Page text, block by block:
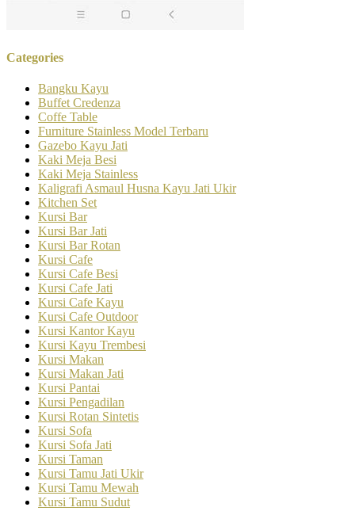
Categories
Bangku Kayu
Buffet Credenza
Coffe Table
Furniture Stainless Model Terbaru
Gazebo Kayu Jati
Kaki Meja Besi
Kaki Meja Stainless
Kaligrafi Asmaul Husna Kayu Jati Ukir
Kitchen Set
Kursi Bar
Kursi Bar Jati
Kursi Bar Rotan
Kursi Cafe
Kursi Cafe Besi
Kursi Cafe Jati
Kursi Cafe Kayu
Kursi Cafe Outdoor
Kursi Kantor Kayu
Kursi Kayu Trembesi
Kursi Makan
Kursi Makan Jati
Kursi Pantai
Kursi Pengadilan
Kursi Rotan Sintetis
Kursi Sofa
Kursi Sofa Jati
Kursi Taman
Kursi Tamu Jati Ukir
Kursi Tamu Mewah
Kursi Tamu Sudut